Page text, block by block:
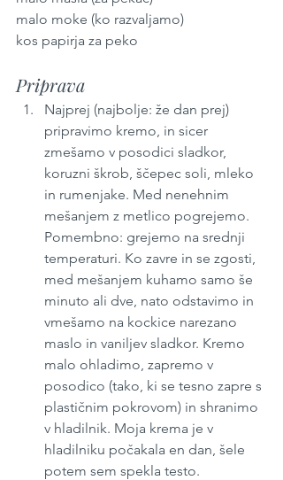
malo moke (ko razvaljamo)
kos papirja za peko
Priprava
Najprej (najbolje: že dan prej)
pripravimo kremo, in sicer
zmešamo v posodici sladkor,
koruzni škrob, ščepec soli, mleko
in rumenjake. Med nenehnim
mešanjem z metlico pogrejemo.
Pomembno: grejemo na srednji
temperaturi. Ko zavre in se zgosti,
med mešanjem kuhamo samo še
minuto ali dve, nato odstavimo in
vmešamo na kockice narezano
maslo in vaniljev sladkor. Kremo
malo ohladimo, zapremo v
posodico (tako, ki se tesno zapre s
plastičnim pokrovom) in shranimo
v hladilnik. Moja krema je v
hladilniku počakala en dan, šele
potem sem spekla testo.